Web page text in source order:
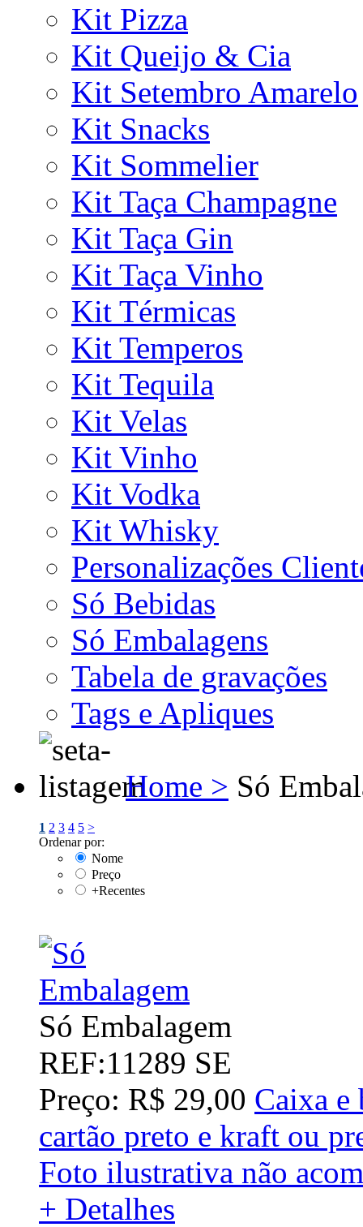
Kit Pizza
Kit Queijo & Cia
Kit Setembro Amarelo
Kit Snacks
Kit Sommelier
Kit Taça Champagne
Kit Taça Gin
Kit Taça Vinho
Kit Térmicas
Kit Temperos
Kit Tequila
Kit Velas
Kit Vinho
Kit Vodka
Kit Whisky
Personalizações
Só Bebidas
Só Embalagens
Tabela de gravações
Tags e Apliques
Home > Só
1 2 3 4 5 >
Ordenar por:
Nome
Preço
+Recentes
Só Embalagem
REF:11289 SE
Preço: R$ 29,00 Caixa e
cartão preto e kraft ou
Foto ilustrativa não
+ Detalhes